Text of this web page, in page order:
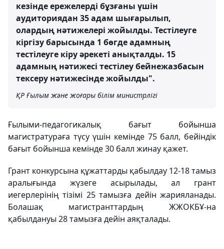
кезінде ережелерді бұзғаны үшін
аудиториядан 35 адам шығарылып,
олардың нәтижелері жойылды. Тестілеуге
кіргізу барысында 1 бөгде адамның
тестілеуге кіру әрекеті анықталды. 15
адамның нәтижесі тестілеу бейнежазбасын
тексеру нәтижесінде жойылды".
ҚР Ғылым және жоғары білім министрлігі
Ғылыми-педагогикалық бағыт бойынша
магистратураға түсу үшін кемінде 75 балл, бейіндік
бағыт бойынша кемінде 30 балл жинау қажет.
Грант конкурсына құжаттарды қабылдау 12-18 тамыз
аралығында жүзеге асырылады, ал грант
иегерлерінің тізімі 25 тамызға дейін жарияланады.
Болашақ магистранттардың ЖЖОКБҰ-на
қабылдануы 28 тамызға дейін аяқталады.